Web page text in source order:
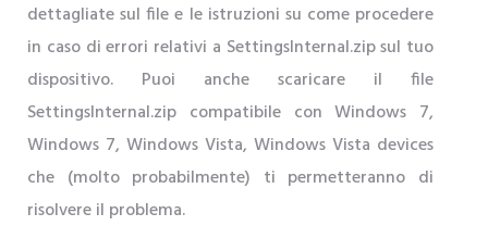
dettagliate sul file e le istruzioni su come procedere
in caso di errori relativi a SettingsInternal.zip sul tuo
dispositivo. Puoi anche scaricare il file
SettingsInternal.zip compatibile con Windows 7,
Windows 7, Windows Vista, Windows Vista devices
che (molto probabilmente) ti permetteranno di
risolvere il problema.